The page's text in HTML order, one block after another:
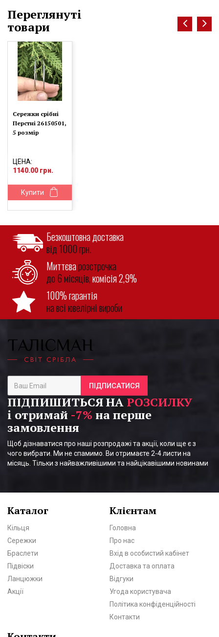
Переглянуті
товари
Сережки срібні
Перстні 26150501,
5 розмір
ЦЕНА:
1140.00 грн.
Купити
Безкоштовна доставка
від 1000 грн.
Миттєварозстрочка
до 6 місяців,комісія 2,9%
100% гарантія
на всі ювелірні вироби
ПІДПИСАТИСЯ
ПІДПИШИТЬСЯ НА РОЗСИЛКУ
і отримай -7% на перше
замовлення
Щоб дізнаватися про наші розпродажі та акції, коли ще є з
чого вибрати. Ми не спамимо. Ви отримаєте 2-4 листи на
місяць. Тільки з найважливішими та найцікавішими новинами
Каталог
Кільця
Сережки
Браслети
Підвіски
Ланцюжки
Акції
Клієнтам
Головна
Про нас
Вхід в особистий кабінет
Доставка та оплата
Відгуки
Угода користувача
Політика конфіденційності
Контакти